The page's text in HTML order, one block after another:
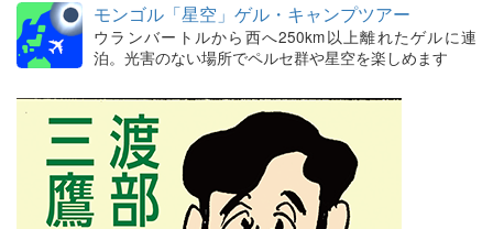
モンゴル「星空」ゲル・キャンプツアー
ウランバートルから西へ250km以上離れたゲルに連
泊。光害のない場所でペルセ群や星空を楽しめます